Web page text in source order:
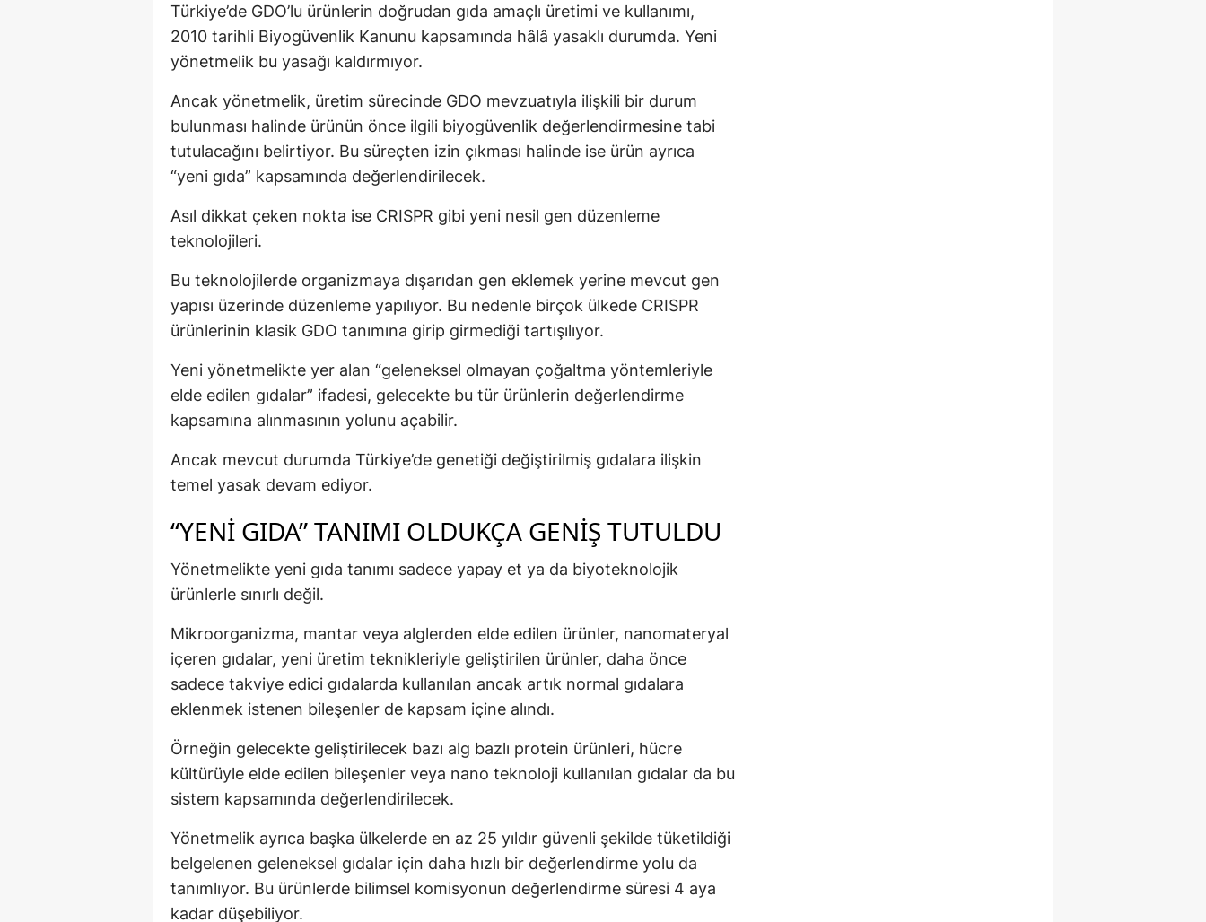
Türkiye’de GDO’lu ürünlerin doğrudan gıda amaçlı üretimi ve kullanımı,
2010 tarihli Biyogüvenlik Kanunu kapsamında hâlâ yasaklı durumda. Yeni
yönetmelik bu yasağı kaldırmıyor.
Ancak yönetmelik, üretim sürecinde GDO mevzuatıyla ilişkili bir durum
bulunması halinde ürünün önce ilgili biyogüvenlik değerlendirmesine tabi
tutulacağını belirtiyor. Bu süreçten izin çıkması halinde ise ürün ayrıca
“yeni gıda” kapsamında değerlendirilecek.
Asıl dikkat çeken nokta ise CRISPR gibi yeni nesil gen düzenleme
teknolojileri.
Bu teknolojilerde organizmaya dışarıdan gen eklemek yerine mevcut gen
yapısı üzerinde düzenleme yapılıyor. Bu nedenle birçok ülkede CRISPR
ürünlerinin klasik GDO tanımına girip girmediği tartışılıyor.
Yeni yönetmelikte yer alan “geleneksel olmayan çoğaltma yöntemleriyle
elde edilen gıdalar” ifadesi, gelecekte bu tür ürünlerin değerlendirme
kapsamına alınmasının yolunu açabilir.
Ancak mevcut durumda Türkiye’de genetiği değiştirilmiş gıdalara ilişkin
temel yasak devam ediyor.
“YENI GIDA” TANIMI OLDUKÇA GENIŞ TUTULDU
Yönetmelikte yeni gıda tanımı sadece yapay et ya da biyoteknolojik
ürünlerle sınırlı değil.
Mikroorganizma, mantar veya alglerden elde edilen ürünler, nanomateryal
içeren gıdalar, yeni üretim teknikleriyle geliştirilen ürünler, daha önce
sadece takviye edici gıdalarda kullanılan ancak artık normal gıdalara
eklenmek istenen bileşenler de kapsam içine alındı.
Örneğin gelecekte geliştirilecek bazı alg bazlı protein ürünleri, hücre
kültürüyle elde edilen bileşenler veya nano teknoloji kullanılan gıdalar da bu
sistem kapsamında değerlendirilecek.
Yönetmelik ayrıca başka ülkelerde en az 25 yıldır güvenli şekilde tüketildiği
belgelenen geleneksel gıdalar için daha hızlı bir değerlendirme yolu da
tanımlıyor. Bu ürünlerde bilimsel komisyonun değerlendirme süresi 4 aya
kadar düşebiliyor.